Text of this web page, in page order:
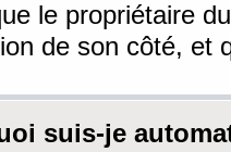
le propriétaire
de son côté, et
suis-je